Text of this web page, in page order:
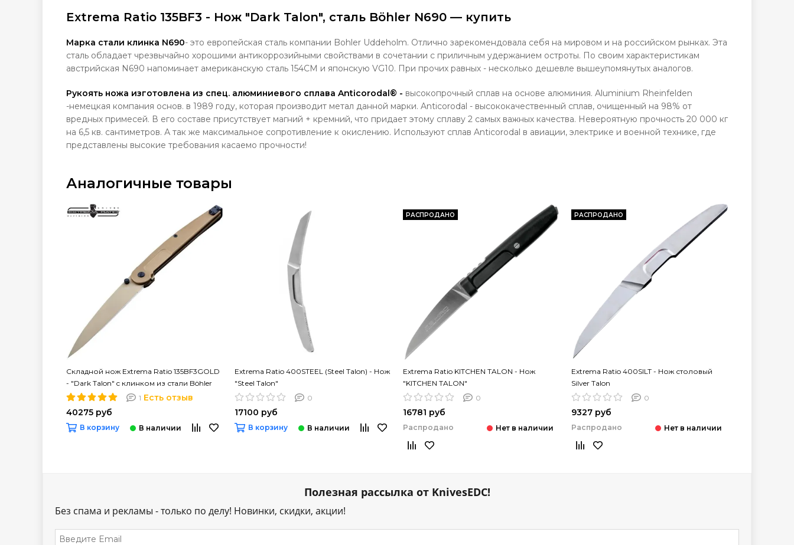
Extrema Ratio 135BF3 - Нож "Dark Talon", сталь Böhler N690 — купить
Марка стали клинка N690- это европейская сталь компании Bohler Uddeholm. Отлично зарекомендовала себя на мировом и на российском рынках. Эта
сталь обладает чрезвычайно хорошими антикоррозийными свойствами в сочетании с приличным удержанием остроты. По своим характеристикам
австрийская N690 напоминает американскую сталь 154СМ и японскую VG10. При прочих равных - несколько дешевле вышеупомянутых аналогов.
Рукоять ножа изготовлена из спец. алюминиевого сплава Anticorodal® - высокопрочный сплав на основе алюминия. Aluminium Rheinfelden
-немецкая компания основ. в 1989 году, которая производит метал данной марки. Anticorodal - высококачественный сплав, очищенный на 98% от
вредных примесей. В его составе присутствует магний + кремний, что придает этому сплаву 2 самых важных качества. Невероятную прочность 20 000 кг
на 6,5 кв. сантиметров. А так же максимальное сопротивление к окислению. Используют сплав Anticorodal в авиации, электрике и военной технике, где
представлены высокие требования касаемо прочности!
Аналогичные товары
Складной нож Extrema Ratio 135BF3GOLD
- "Dark Talon" c клинком из стали Böhler
N690, рукоять Anticorodal®
1 Есть отзыв
40275 руб
В корзину
Extrema Ratio 400STEEL (Stеel Talon) - Нож
"Stеel Talon"
0
17100 руб
В корзину
РАСПРОДАНО
Extrema Ratio KITCHEN TALON - Нож
"KITCHEN TALON"
0
16781 руб
Распродано
РАСПРОДАНО
Extrema Ratio 400SILT - Нож столовый
Silver Talon
0
9327 руб
Распродано
Полезная рассылка от KnivesEDC!
Без спама и рекламы - только по делу! Новинки, скидки, акции!